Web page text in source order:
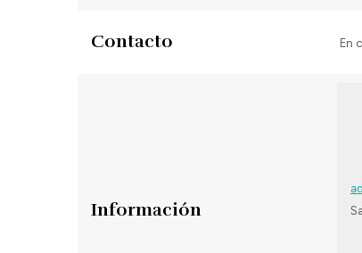
Contacto En
Información